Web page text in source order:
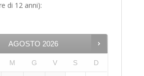
di 12 anni):
AGOSTO 2026
M G V S D